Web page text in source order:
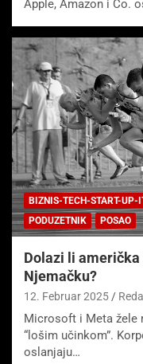
Apple, Amazon i Co.
BIZNIS-TECH-START-UP-
PODUZETNIK
POSAO
Dolazi li
Njemačku?
12. Februar 2025
Microsoft i Meta žele
“lošim učinkom”.
oslanjaju…